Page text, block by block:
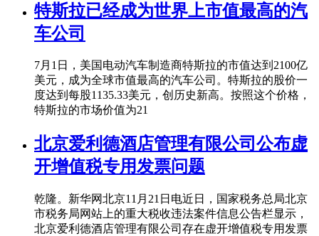
特斯拉已经成为世界上市值最高的汽
车公司
7月1日，美国电动汽车制造商特斯拉的市值达到2100亿
美元，成为全球市值最高的汽车公司。特斯拉的股价一
度达到每股1135.33美元，创历史新高。按照这个价格，
特斯拉的市场价值为21
北京爱利德酒店管理有限公司公布虚
开增值税专用发票问题
乾隆。新华网北京11月21日电近日，国家税务总局北京
市税务局网站上的重大税收违法案件信息公告栏显示，
北京爱利德酒店管理有限公司存在虚开增值税专用发票